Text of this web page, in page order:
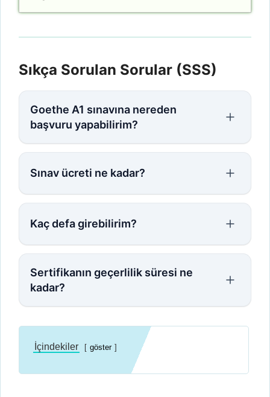
Sıkça Sorulan Sorular (SSS)
Goethe A1 sınavına nereden
başvuru yapabilirim?
Sınav ücreti ne kadar?
Kaç defa girebilirim?
Sertifikanın geçerlilik süresi ne
kadar?
İçindekiler göster